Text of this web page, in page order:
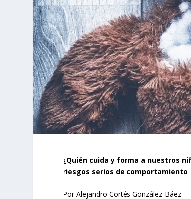
¿Quién cuida y forma a nuestros
riesgos serios de comportamiento
Por Alejandro Cortés González-Báez